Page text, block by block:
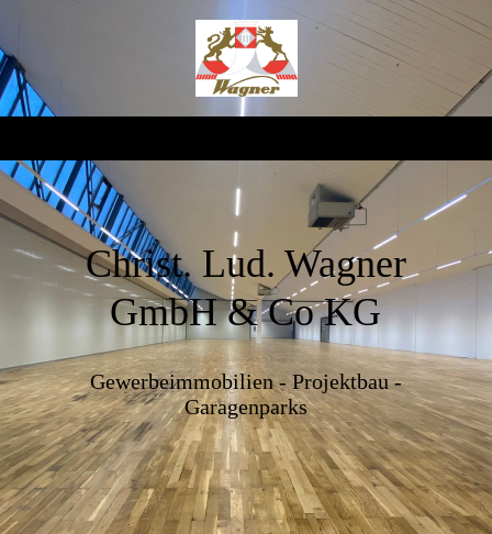
Christ. Lud. Wagner
GmbH & Co KG
Gewerbeimmobilien - Projektbau -
Garagenparks